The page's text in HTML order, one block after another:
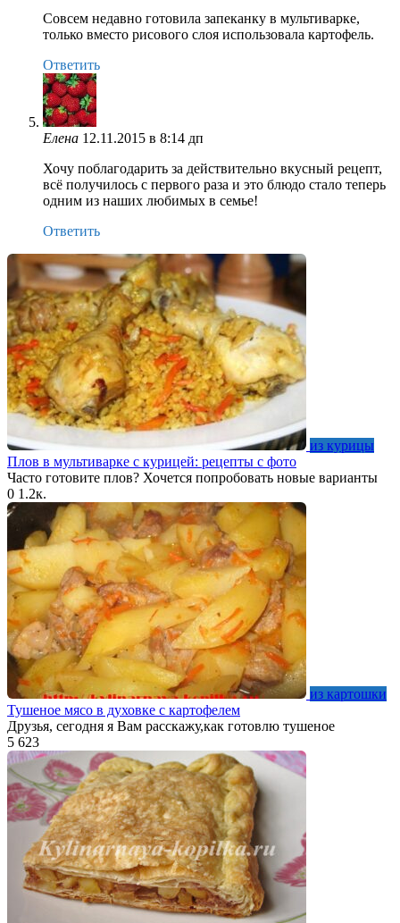
Совсем недавно готовила запеканку в мультиварке,
только вместо рисового слоя использовала картофель.
Ответить
Елена 12.11.2015 в 8:14 дп
Хочу поблагодарить за действительно вкусный рецепт,
всё получилось с первого раза и это блюдо стало теперь
одним из наших любимых в семье!
Ответить
из курицы
Плов в мультиварке с курицей: рецепты с фото
Часто готовите плов? Хочется попробовать новые варианты
0 1.2к.
из картошки
Тушеное мясо в духовке с картофелем
Друзья, сегодня я Вам расскажу,как готовлю тушеное
5 623